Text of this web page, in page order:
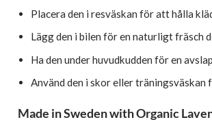
Placera den i resväskan för att hålla
Lägg den i bilen för en naturligt fräsch
Ha den under huvudkudden för en
Använd den i skor eller
Made in Sweden with Organic